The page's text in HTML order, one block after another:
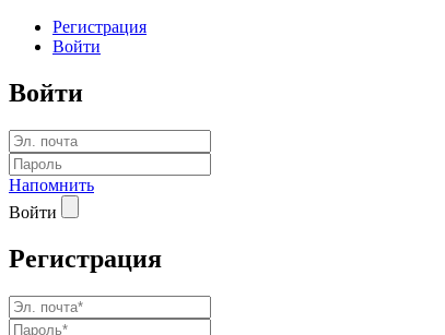
Регистрация
Войти
Войти
Напомнить
Войти
Регистрация